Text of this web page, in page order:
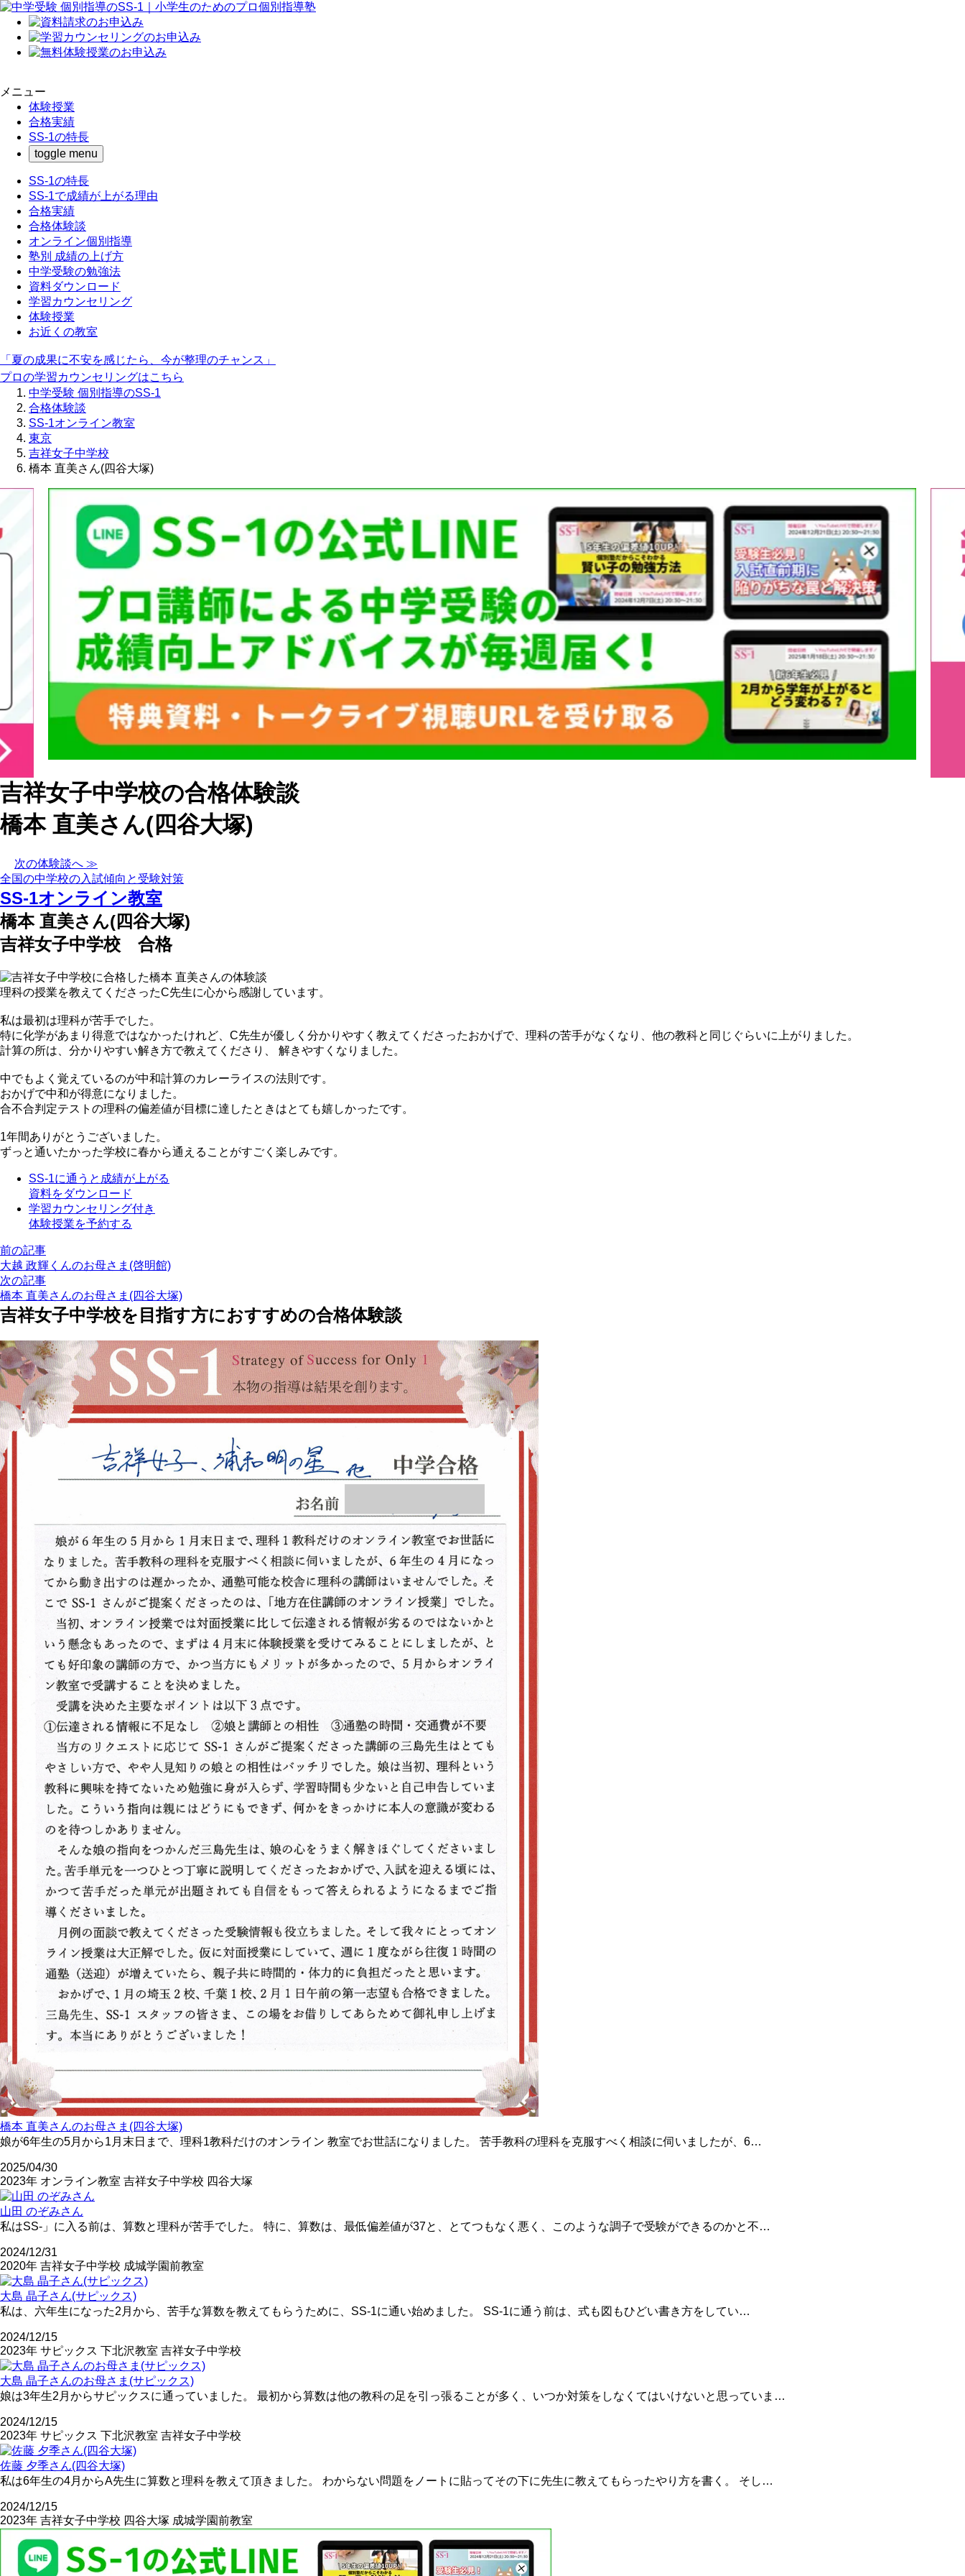
メニュー
体験授業
合格実績
SS-1の特長
toggle menu
SS-1の特長
SS-1で成績が上がる理由
合格実績
合格体験談
オンライン個別指導
塾別 成績の上げ方
中学受験の勉強法
資料ダウンロード
学習カウンセリング
体験授業
お近くの教室
「夏の成果に不安を感じたら、今が整理のチャンス」
プロの学習カウンセリングはこちら
中学受験 個別指導のSS-1
合格体験談
SS-1オンライン教室
東京
吉祥女子中学校
橋本 直美さん(四谷大塚)
吉祥女子中学校の合格体験談
橋本 直美さん(四谷大塚)
次の体験談へ ≫
全国の中学校の入試傾向と受験対策
SS-1オンライン教室
橋本 直美さん(四谷大塚)
吉祥女子中学校 合格
理科の授業を教えてくださったC先生に心から感謝しています。
私は最初は理科が苦手でした。
特に化学があまり得意ではなかったけれど、C先生が優しく分かりやすく教えてくださったおかげで、理科の苦手がなくなり、他の教科と同じぐらいに上がりました。
計算の所は、分かりやすい解き方で教えてくださり、 解きやすくなりました。
中でもよく覚えているのが中和計算のカレーライスの法則です。
おかげで中和が得意になりました。
合不合判定テストの理科の偏差値が目標に達したときはとても嬉しかったです。
1年間ありがとうございました。
ずっと通いたかった学校に春から通えることがすごく楽しみです。
SS-1に通うと成績が上がる
資料をダウンロード
学習カウンセリング付き
体験授業を予約する
前の記事
大越 政輝くんのお母さま(啓明館)
次の記事
橋本 直美さんのお母さま(四谷大塚)
吉祥女子中学校を目指す方におすすめの合格体験談
橋本 直美さんのお母さま(四谷大塚)
娘が6年生の5月から1月末日まで、理科1教科だけのオンライン 教室でお世話になりました。 苦手教科の理科を克服すべく相談に伺いましたが、6…
2025/04/30
2023年 オンライン教室 吉祥女子中学校 四谷大塚
山田 のぞみさん
私はSS-」に入る前は、算数と理科が苦手でした。 特に、算数は、最低偏差値が37と、とてつもなく悪く、このような調子で受験ができるのかと不…
2024/12/31
2020年 吉祥女子中学校 成城学園前教室
大島 晶子さん(サピックス)
私は、六年生になった2月から、苦手な算数を教えてもらうために、SS-1に通い始めました。 SS-1に通う前は、式も図もひどい書き方をしてい…
2024/12/15
2023年 サピックス 下北沢教室 吉祥女子中学校
大島 晶子さんのお母さま(サピックス)
娘は3年生2月からサピックスに通っていました。 最初から算数は他の教科の足を引っ張ることが多く、いつか対策をしなくてはいけないと思っていま…
2024/12/15
2023年 サピックス 下北沢教室 吉祥女子中学校
佐藤 夕季さん(四谷大塚)
私は6年生の4月からA先生に算数と理科を教えて頂きました。 わからない問題をノートに貼ってその下に先生に教えてもらったやり方を書く。 そし…
2024/12/15
2023年 吉祥女子中学校 四谷大塚 成城学園前教室